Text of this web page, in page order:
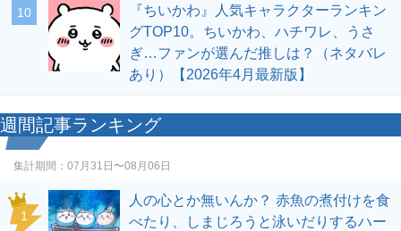
10
『ちいかわ』人気キャラクターランキン
グTOP10。ちいかわ、ハチワレ、うさ
ぎ…ファンが選んだ推しは？（ネタバレ
あり）【2026年4月最新版】
週間記事ランキング
集計期間： 07月31日〜08月06日
1
人の心とか無いんか？ 赤魚の煮付けを食
べたり、しまじろうと泳いだりするハー